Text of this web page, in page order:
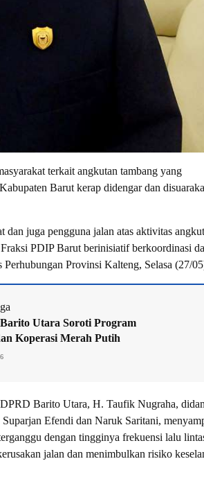
terkait angkutan tambang yang
Barut kerap didengar dan
dan juga pengguna jalan atas aktivitas
PDIP Barut berinisiatif berkoordinasi
Provinsi Kalteng, Selasa (27/
Utara Soroti Program
Koperasi Merah Putih
Barito Utara, H. Taufik Nugraha,
Efendi dan Naruk Saritani,
dengan tingginya frekuensi lalu
jalan dan menimbulkan risiko